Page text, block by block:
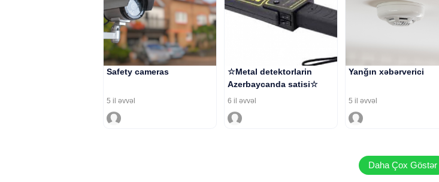
Safety cameras
5 il əvvəl
☆Metal detektorlarin
Azerbaycanda satisi☆
6 il əvvəl
Yanğın xəbərverici
5 il əvvəl
Daha Çox Göstər